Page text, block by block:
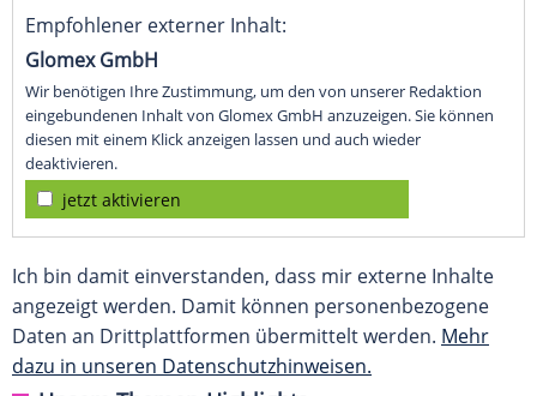
Empfohlener externer Inhalt:
Glomex GmbH
Wir benötigen Ihre Zustimmung, um den von unserer Redaktion
eingebundenen Inhalt von Glomex GmbH anzuzeigen. Sie können
diesen mit einem Klick anzeigen lassen und auch wieder
deaktivieren.
jetzt aktivieren
Ich bin damit einverstanden, dass mir externe Inhalte
angezeigt werden. Damit können personenbezogene
Daten an Drittplattformen übermittelt werden. Mehr
dazu in unseren Datenschutzhinweisen.